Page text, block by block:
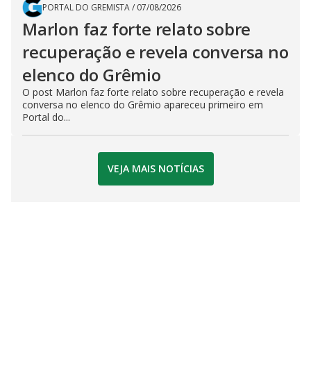
PORTAL DO GREMISTA/ 07/08/2026
Marlon faz forte relato sobre
recuperação e revela conversa no
elenco do Grêmio
O post Marlon faz forte relato sobre recuperação e revela
conversa no elenco do Grêmio apareceu primeiro em
Portal do...
VEJA MAIS NOTÍCIAS